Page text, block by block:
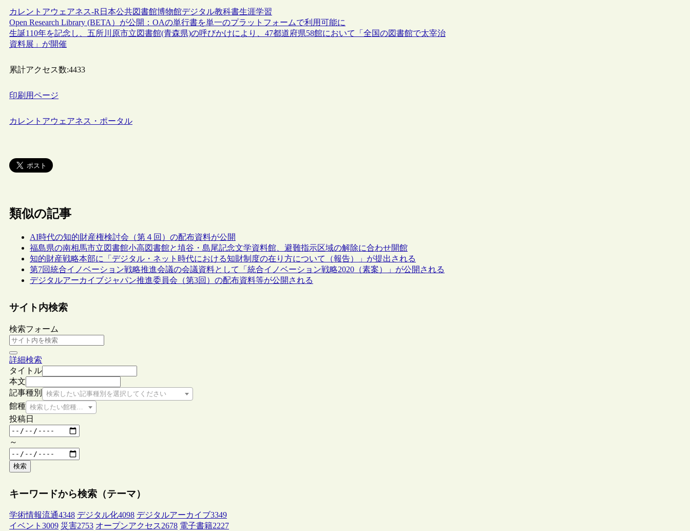
カレントアウェアネス-R 日本公共図書館博物館デジタル教科書生涯学習
Open Research Library (BETA）が公開：OAの単行書を単一のプラットフォームで利用可能に
生誕110年を記念し、五所川原市立図書館(青森県)の呼びかけにより、47都道府県58館において「全国の図書館で太宰治
資料展」が開催
累計アクセス数:4433
印刷用ページ
カレントアウェアネス・ポータル
類似の記事
AI時代の知的財産権検討会（第４回）の配布資料が公開
福島県の南相馬市立図書館小高図書館と埴谷・島尾記念文学資料館、避難指示区域の解除に合わせ開館
知的財産戦略本部に「デジタル・ネット時代における知財制度の在り方について（報告）」が提出される
第7回統合イノベーション戦略推進会議の会議資料として「統合イノベーション戦略2020（素案）」が公開される
デジタルアーカイブジャパン推進委員会（第3回）の配布資料等が公開される
サイト内検索
検索フォーム
詳細検索
タイトル
本文
記事種別
検索したい記事種別を選択してください
館種 検索したい館種を選択してください
投稿日
～
検索
キーワードから検索（テーマ）
学術情報流通4348 デジタル化4098 デジタルアーカイブ3349
イベント 3009 災害2753 オープンアクセス2678 電子書籍2227